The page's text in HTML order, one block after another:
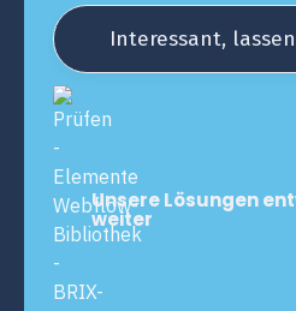
Interessant,
Unsere Lösungen
weiter